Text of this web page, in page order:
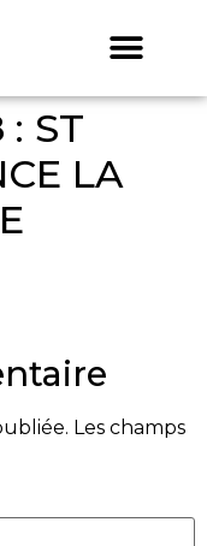
: ST
LA
Les champs